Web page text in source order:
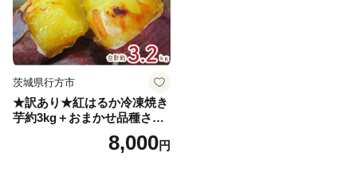
茨城県行方市
★訳あり★紅はるか冷凍焼き
芋約3kg＋おまかせ品種さつ
まいも 合計約3.2kg｜さつ
まいも サツマイモ さつま芋
8,000円